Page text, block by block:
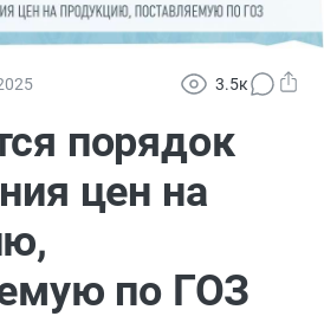
3.5к
порядок
цен на
по ГОЗ